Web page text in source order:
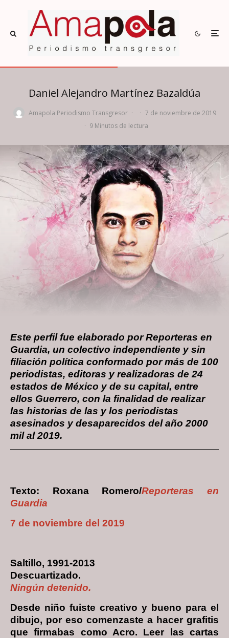
Daniel Alejandro Martínez Bazaldúa
Amapola Periodismo Transgresor · · 7 de noviembre de 2019
· 9 Minutos de lectura
Este perfil fue elaborado por Reporteras en
Guardia, un colectivo independiente y sin
filiación política conformado por más de 100
periodistas, editoras y realizadoras de 24
estados de México y de su capital, entre
ellos Guerrero, con la finalidad de realizar
las historias de las y los periodistas
asesinados y desaparecidos del año 2000
mil al 2019.
Texto: Roxana Romero/Reporteras en
Guardia
7 de noviembre del 2019
Saltillo, 1991-2013
Descuartizado.
Ningún detenido.
Desde niño fuiste creativo y bueno para el
dibujo, por eso comenzaste a hacer grafitis
que firmabas como Acro. Leer las cartas